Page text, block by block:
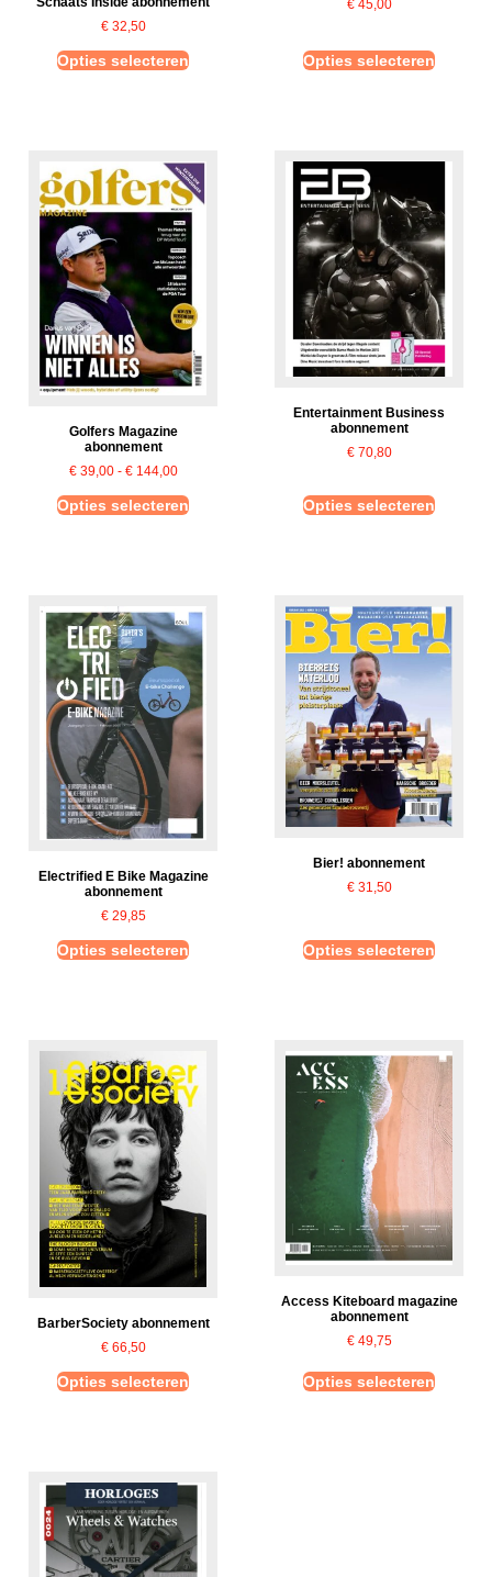
€32,50
Opties selecteren
€45,00
Opties selecteren
Golfers Magazine
abonnement
€39,00 - €144,00
Opties selecteren
Entertainment Business
abonnement
€70,80
Opties selecteren
Electrified E Bike Magazine
abonnement
€29,85
Opties selecteren
Bier! abonnement
€31,50
Opties selecteren
BarberSociety abonnement
€66,50
Opties selecteren
Access Kiteboard magazine
abonnement
€49,75
Opties selecteren